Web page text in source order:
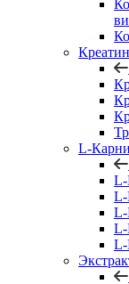
Креатин
L-
L-
L-
L-
L-
L-